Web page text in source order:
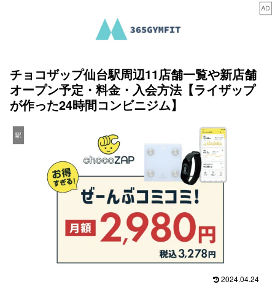
チョコザップ仙台駅周辺11店舗一覧や新店舗
オープン予定・料金・入会方法【ライザップ
が作った24時間コンビニジム】
駅
2024.04.24